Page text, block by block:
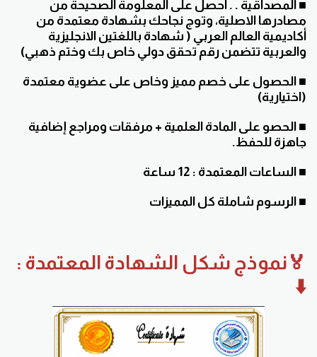
■ المصداقية . . احصل على المعلومة الصحيحة من
مصادرها الاصلية، وتوج نجاحك بشهادة معتمدة من
أكاديمية العالم العربي ( شهادة باللغتين الانجليزية
والعربية تتضمن رقم تحقق دولي خاص بك وختم ذهبي)
■ الحصول على خصم مميز وخاص على عضوية معتمدة
(اختيارية)
■ الحصو على المادة العلمية + مرفقات ومراجع إضافية
جاهزة للحفظ.
■ الساعات المعتمدة : 12 ساعة
■ الرسوم شاملة كل المميزات
🏅نموذج شكل الشهادة المعتمدة :
⬇️